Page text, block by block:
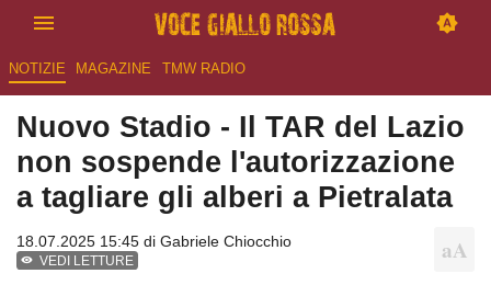
NOTIZIE MAGAZINE TMW RADIO
Nuovo Stadio - Il TAR del Lazio
non sospende l'autorizzazione
a tagliare gli alberi a Pietralata
18.07.2025 15:45 di Gabriele Chiocchio
VEDI LETTURE